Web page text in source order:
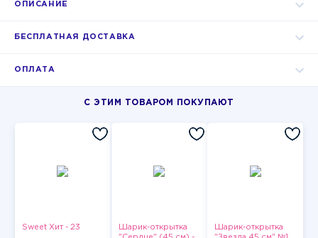
ОПИСАНИЕ
БЕСПЛАТНАЯ ДОСТАВКА
ОПЛАТА
С ЭТИМ ТОВАРОМ ПОКУПАЮТ
Sweet Хит - 23
Шарик-открытка
Шарик-открытка